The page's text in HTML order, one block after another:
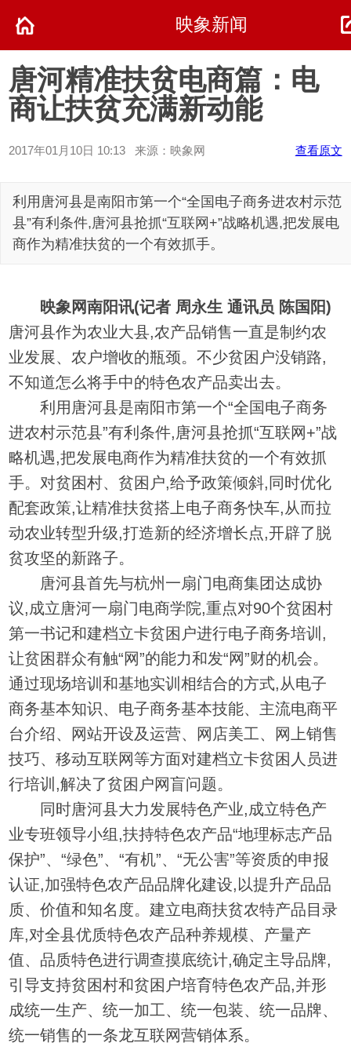
映象新闻
唐河精准扶贫电商篇：电
商让扶贫充满新动能
2017年01月10日 10:13 来源：映象网 查看原文
利用唐河县是南阳市第一个“全国电子商务进农村示范
县”有利条件,唐河县抢抓“互联网+”战略机遇,把发展电
商作为精准扶贫的一个有效抓手。
映象网南阳讯(记者 周永生 通讯员 陈国阳)
唐河县作为农业大县,农产品销售一直是制约农
业发展、农户增收的瓶颈。不少贫困户没销路,
不知道怎么将手中的特色农产品卖出去。
利用唐河县是南阳市第一个“全国电子商务
进农村示范县”有利条件,唐河县抢抓“互联网+”战
略机遇,把发展电商作为精准扶贫的一个有效抓
手。对贫困村、贫困户,给予政策倾斜,同时优化
配套政策,让精准扶贫搭上电子商务快车,从而拉
动农业转型升级,打造新的经济增长点,开辟了脱
贫攻坚的新路子。
唐河县首先与杭州一扇门电商集团达成协
议,成立唐河一扇门电商学院,重点对90个贫困村
第一书记和建档立卡贫困户进行电子商务培训,
让贫困群众有触“网”的能力和发“网”财的机会。
通过现场培训和基地实训相结合的方式,从电子
商务基本知识、电子商务基本技能、主流电商平
台介绍、网站开设及运营、网店美工、网上销售
技巧、移动互联网等方面对建档立卡贫困人员进
行培训,解决了贫困户网盲问题。
同时唐河县大力发展特色产业,成立特色产
业专班领导小组,扶持特色农产品“地理标志产品
保护”、“绿色”、“有机”、“无公害”等资质的申报
认证,加强特色农产品品牌化建设,以提升产品品
质、价值和知名度。建立电商扶贫农特产品目录
库,对全县优质特色农产品种养规模、产量产
值、品质特色进行调查摸底统计,确定主导品牌,
引导支持贫困村和贫困户培育特色农产品,并形
成统一生产、统一加工、统一包装、统一品牌、
统一销售的一条龙互联网营销体系。